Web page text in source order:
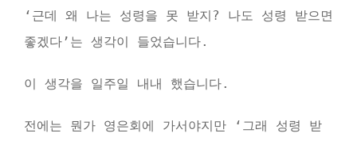
‘근데 왜 나는 성령을 못 받지? 나도 성령 받으면
좋겠다’는 생각이 들었습니다.
이 생각을 일주일 내내 했습니다.
전에는 뭔가 영은회에 가서야지만 ‘그래 성령 받